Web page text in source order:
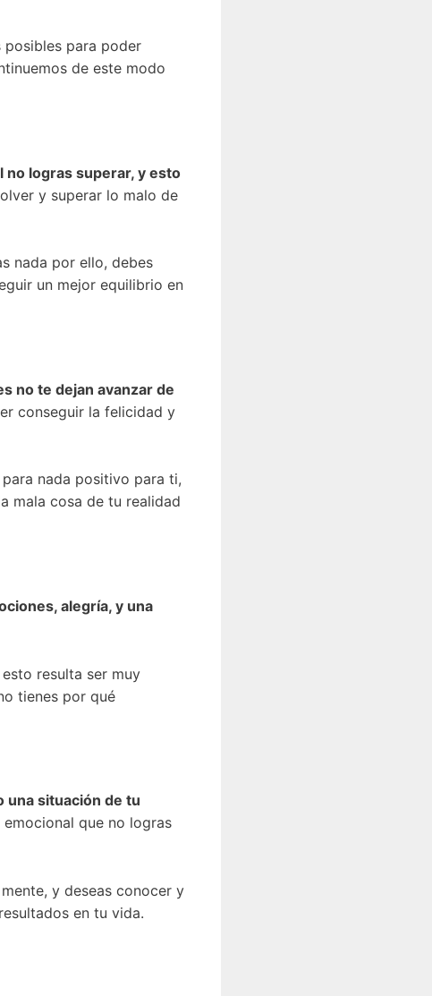
posibles para poder
de este modo
no logras superar, y esto
y superar lo malo de
nada por ello, debes
un mejor equilibrio en
no te dejan avanzar de
conseguir la felicidad y
nada positivo para ti,
mala cosa de tu realidad
alegría, y una
resulta ser muy
tienes por qué
una situación de tu
que no logras
y deseas conocer y
en tu vida.